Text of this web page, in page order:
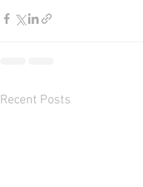
Recent Posts